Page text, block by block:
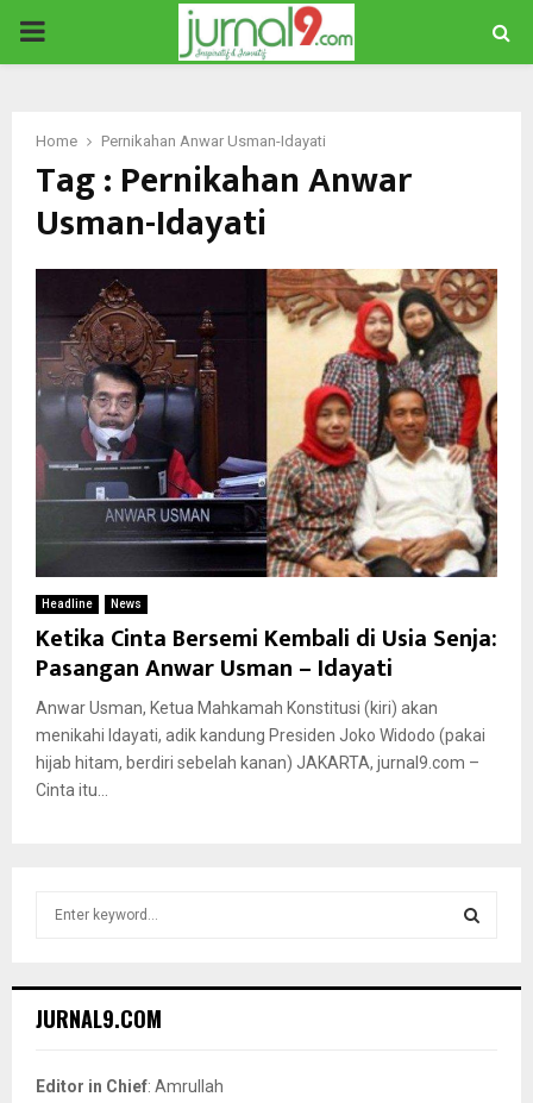
PRIMARY
Home Pernikahan Anwar Usman-Idayati
Tag : Pernikahan Anwar
Usman-Idayati
Headline News
Ketika Cinta Bersemi Kembali di Usia Senja:
Pasangan Anwar Usman – Idayati
Anwar Usman, Ketua Mahkamah Konstitusi (kiri) akan
menikahi Idayati, adik kandung Presiden Joko Widodo (pakai
hijab hitam, berdiri sebelah kanan) JAKARTA, jurnal9.com –
Cinta itu...
h
o
JURNAL9.COM
Editor in Chief: Amrullah